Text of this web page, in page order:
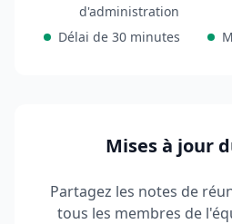
d'administration
Délai de 30 minutes
Mises à jour
Partagez les notes de
tous les membres de